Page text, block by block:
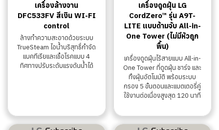
เครื่องล้างจาน
DFC533FV สีเงิน WI-FI
control
ล้างทำความสะอาดด้วยระบบ
TrueSteam ไอน้ำบริสุทธิ์กำจัด
แบคทีเรียและเชื้อโรคแบบ 4
ทิศทางปรับระดับแรงดันน้ำได้
เครื่องดูดฝุ่น LG
CordZero™ รุ่น A9T-
LITE แบบด้ามจับ All-in-
One Tower (ไม่มีหัวถูก
พื้น)
เครื่องดูดฝุ่นไร้สายแบบ All-in-
One Tower ที่ดูดฝุ่น ชาร์จ และ
ทิ้งฝุ่นอัตโนมัติ พร้อมระบบ
กรอง 5 ขั้นตอนและแบตเตอรี่คู่
ใช้งานต่อเนื่องสูงสุด 120 นาที